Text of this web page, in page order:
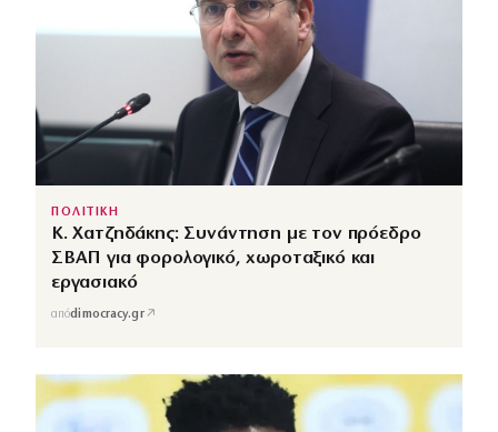
ΠΟΛΙΤΙΚΗ
Κ. Χατζηδάκης: Συνάντηση με τον πρόεδρο
ΣΒΑΠ για φορολογικό, χωροταξικό και
εργασιακό
απόdimocracy.gr↗